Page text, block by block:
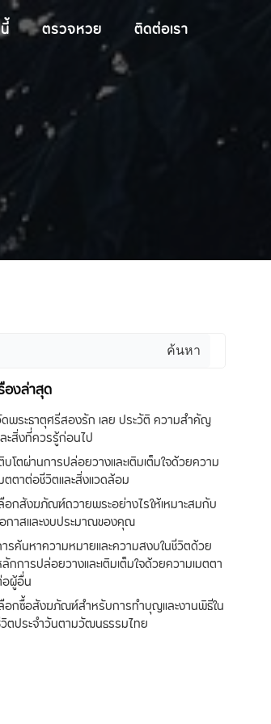
ตรวจหวย ติดต่อเรา
ค้นหา
องล่าสุด
พระธาตุศรีสองรัก เลย ประวัติ ความสำคัญ
ะสิ่งที่ควรรู้ก่อนไป
บโตผ่านการปล่อยวางและเติมเต็มใจด้วยความ
ตตาต่อชีวิตและสิ่งแวดล้อม
อกสังฆภัณฑ์ถวายพระอย่างไรให้เหมาะสมกับ
กาสและงบประมาณของคุณ
รค้นหาความหมายและความสงบในชีวิตด้วย
กการปล่อยวางและเติมเต็มใจด้วยความเมตตา
ผู้อื่น
อกซื้อสังฆภัณฑ์สำหรับการทำบุญและงานพิธีใน
ตประจำวันตามวัฒนธรรมไทย